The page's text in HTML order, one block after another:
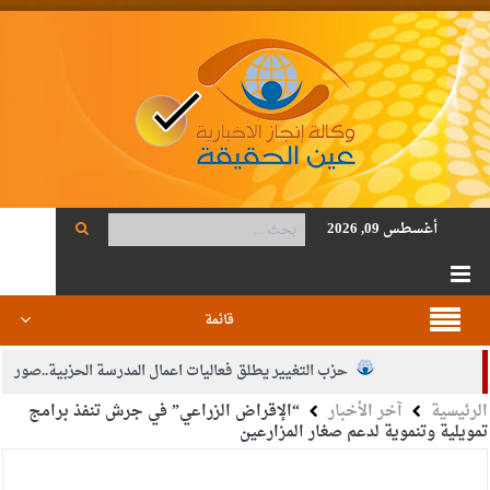
أغسطس 09, 2026
قائمة
حزب التغيير يطلق فعاليات اعمال المدرسة الحزبية..صور
الجيش يفتح باب التجنيد لحملة البكالوريوس في الحقوق والقانون
الرئيسية آخر الأخبار “الإقراض الزراعي” في جرش تنفذ برامج
تمويلية وتنموية لدعم صغار المزارعين